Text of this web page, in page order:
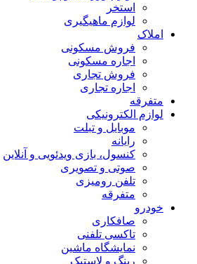
استخر
لوازم ماهیگیری
املاک
فروش مسکونی
اجاره مسکونی
فروش تجاری
اجاره تجاری
متفرقه
لوازم الکترونیکی
موبایل و تبلت
رایانه
کنسول، بازی‌ ویدئویی و آنلاین
صوتی و تصویری
تلفن رومیزی
متفرقه
خودرو
صافکاری
تاکسی تلفنی
نمایشگاه ماشین
رینگ و لاستیک